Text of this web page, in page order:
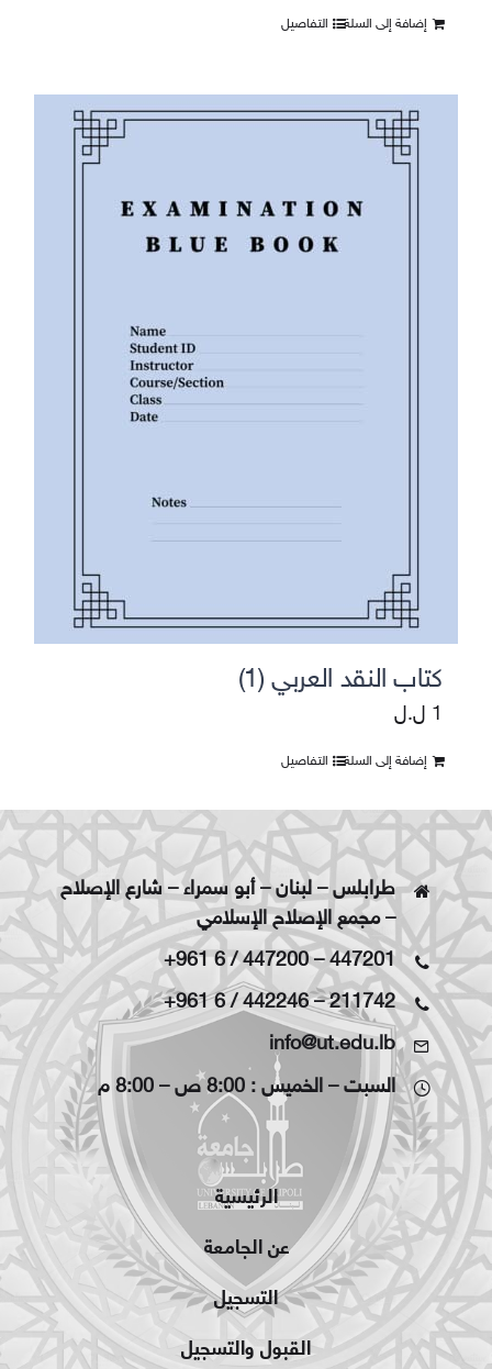
إضافة إلى السلة التفاصيل
كتاب النقد العربي (1)
1 ل.ل
إضافة إلى السلة التفاصيل
طرابلس – لبنان – أبو سمراء – شارع الإصلاح
– مجمع الإصلاح الإسلامي
+961 6 / 447200–447201
+961 6 / 442246–211742
info@ut.edu.lb
السبت – الخميس : 8:00 ص – 8:00 م
الرئيسية
عن الجامعة
التسجيل
القبول والتسجيل